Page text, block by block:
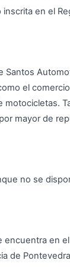
inscrita en el
Santos
el
mayor de
no se
encuentra en
de